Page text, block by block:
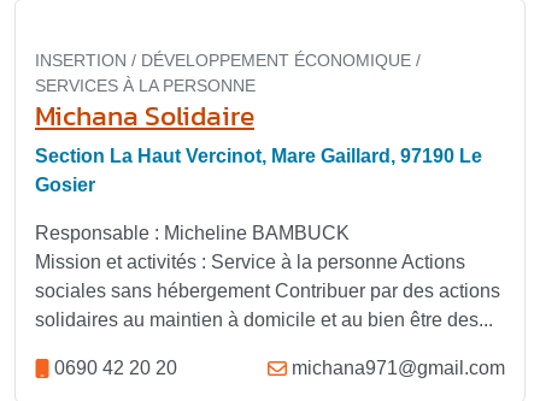
INSERTION / DÉVELOPPEMENT ÉCONOMIQUE /
SERVICES À LA PERSONNE
Michana Solidaire
Section La Haut Vercinot, Mare Gaillard, 97190 Le
Gosier
Responsable : Micheline BAMBUCK
Mission et activités : Service à la personne Actions
sociales sans hébergement Contribuer par des actions
solidaires au maintien à domicile et au bien être des...
0690 42 20 20 michana971@gmail.com